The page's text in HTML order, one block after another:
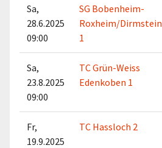
Sa,
28.6.2025
09:00
SG Bobenheim-
Roxheim/Dirmstein
1
Sa,
23.8.2025
09:00
TC Grün-Weiss
Edenkoben 1
Fr,
19.9.2025
TC Hassloch 2